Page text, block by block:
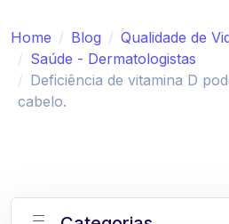
Home Blog Qualidade de
Saúde - Dermatologistas
Deficiência de vitamina D
cabelo.